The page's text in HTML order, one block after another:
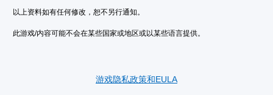
以上资料如有任何修改，恕不另行通知。
此游戏/内容可能不会在某些国家或地区或以某些语言提供。
游戏隐私政策和EULA